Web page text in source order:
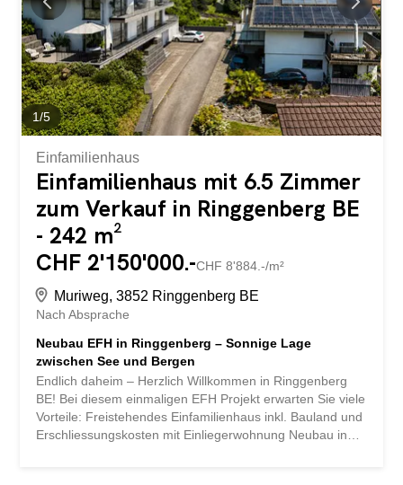
Massivbauweise zum optimalen Preis-/
Leistungsverhältnis Helle, lichtdurchflutete Räume
Optimaler Grundriss, der das Haus in ein wahres
Raumwunder verwandelt und individuell anpassbar ist.
Vollunterkellerung mit zwei ausgebauten Hobbyräumen
gedeckter...
1/5
Einfamilienhaus
Einfamilienhaus mit 6.5 Zimmer
zum Verkauf in Ringgenberg BE
- 242 m²
CHF 2'150'000.-CHF 8'884.-/m²
Muriweg, 3852 Ringgenberg BE
Nach Absprache
Neubau EFH in Ringgenberg – Sonnige Lage
zwischen See und Bergen
Endlich daheim – Herzlich Willkommen in Ringgenberg
BE! Bei diesem einmaligen EFH Projekt erwarten Sie viele
Vorteile: Freistehendes Einfamilienhaus inkl. Bauland und
Erschliessungskosten mit Einliegerwohnung Neubau in